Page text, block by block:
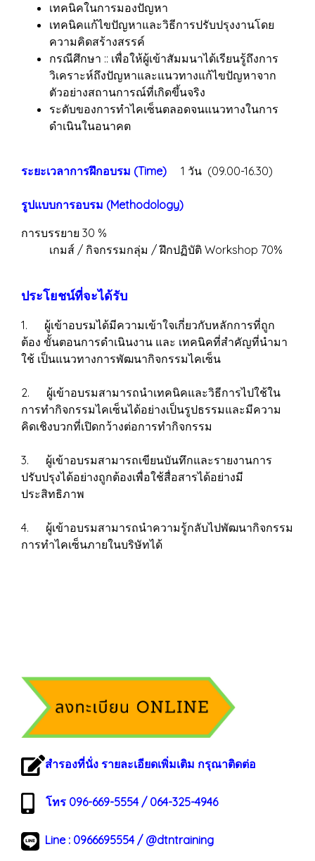
เทคนิคในการมองปัญหา
เทคนิคแก้ไขปัญหาและวิธีการปรับปรุงงานโดย
ความคิดสร้างสรรค์
กรณีศึกษา :: เพื่อให้ผู้เข้าสัมมนาได้เรียนรู้ถึงการ
วิเคราะห์ถึงปัญหาและแนวทางแก้ไขปัญหาจาก
ตัวอย่างสถานการณ์ที่เกิดขึ้นจริง
ระดับของการทำไคเซ็นตลอดจนแนวทางในการ
ดำเนินในอนาคต
ระยะเวลาการฝึกอบรม (Time) 1 วัน (09.00-16.30)
รูปแบบการอบรม (Methodology)
การบรรยาย 30 %
เกมส์ / กิจกรรมกลุ่ม / ฝึกปฏิบัติ Workshop 70%
ประโยชน์ที่จะได้รับ
1. ผู้เข้าอบรมได้มีความเข้าใจเกี่ยวกับหลักการที่ถูก
ต้อง ขั้นตอนการดำเนินงาน และ เทคนิคที่สำคัญที่นำมา
ใช้ เป็นแนวทางการพัฒนากิจกรรมไคเซ็น
2. ผู้เข้าอบรมสามารถนำเทคนิคและวิธีการไปใช้ใน
การทำกิจกรรมไคเซ็นได้อย่างเป็นรูปธรรมและมีความ
คิดเชิงบวกที่เปิดกว้างต่อการทำกิจกรรม
3. ผู้เข้าอบรมสามารถเขียนบันทึกและรายงานการ
ปรับปรุงได้อย่างถูกต้องเพื่อใช้สื่อสารได้อย่างมี
ประสิทธิภาพ
4. ผู้เข้าอบรมสามารถนำความรู้กลับไปพัฒนากิจกรรม
การทำไคเซ็นภายในบริษัทได้
สำรองที่นั่ง รายละเอียดเพิ่มเติม กรุณาติดต่อ
โทร 096-669-5554 / 064-325-4946
Line : 0966695554/ @dtntraining